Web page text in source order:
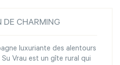
DE CHARMING
luxuriante des alentours
Vrau est un gîte rural qui